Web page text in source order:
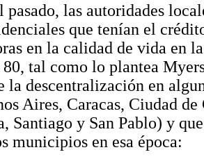
pasado, las autoridades
que tenían el
en la calidad de vida en
80, tal como lo plantea
la descentralización en
Aires, Caracas, Ciudad
Santiago y San Pablo) y
municipios en esa época: